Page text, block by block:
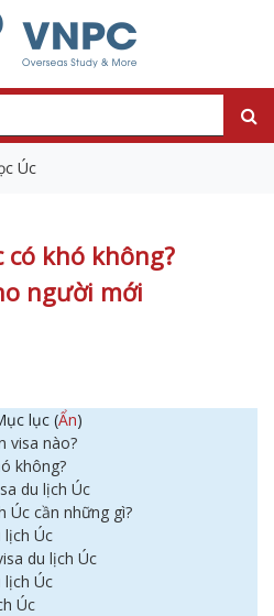
Úc
có khó không?
người mới
lục (Ẩn)
visa nào?
không?
du lịch Úc
Úc cần những gì?
lịch Úc
du lịch Úc
lịch Úc
Úc